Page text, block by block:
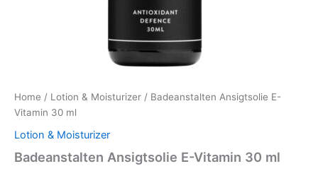
Home / Lotion & Moisturizer / Badeanstalten Ansigtsolie E-
Vitamin 30 ml
Lotion & Moisturizer
Badeanstalten Ansigtsolie E-Vitamin 30 ml